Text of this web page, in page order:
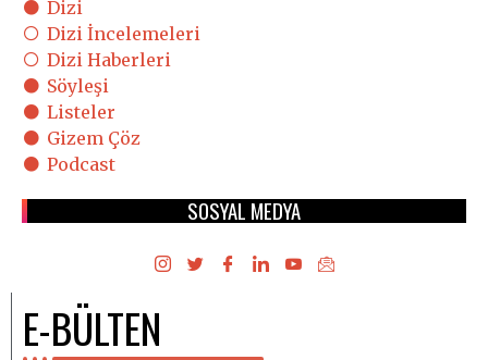
Dizi
Dizi İncelemeleri
Dizi Haberleri
Söyleşi
Listeler
Gizem Çöz
Podcast
SOSYAL MEDYA
E-BÜLTEN